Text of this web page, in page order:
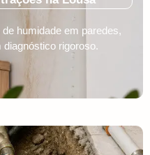
humidade em paredes,
rigoroso.